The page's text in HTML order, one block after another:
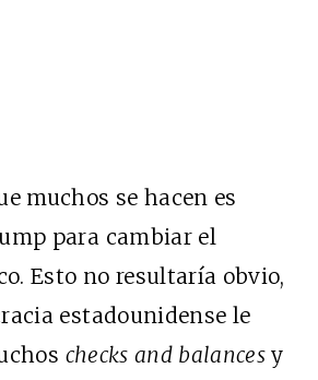
muchos se hacen es
para cambiar el
Esto no resultaría obvio,
estadounidense le
checks and balances y